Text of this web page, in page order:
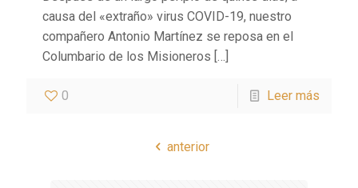
causa del «extraño» virus COVID-19, nuestro
compañero Antonio Martínez se reposa en el
Columbario de los Misioneros […]
0 Leer más
anterior